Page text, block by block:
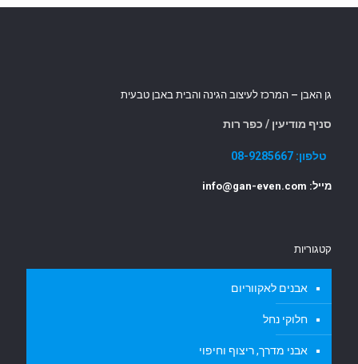
גן האבן – המרכז לעיצוב הגינה והבית באבן טבעית
סניף מודיעין / כפר רות
טלפון: 08-9285667
מייל: info@gan-even.com
קטגוריות
אבנים לאקווריום
חלוקי נחל
אבני מדרך, ריצוף וחיפוי